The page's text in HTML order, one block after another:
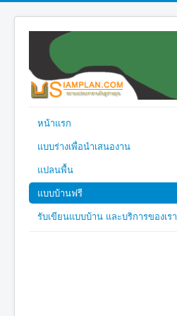
หน้าแรก
แบบร่างเพื่อนำเสนองาน
แปลนพื้น
แบบบ้านฟรี
รับเขียนแบบบ้าน และบริการของเรา